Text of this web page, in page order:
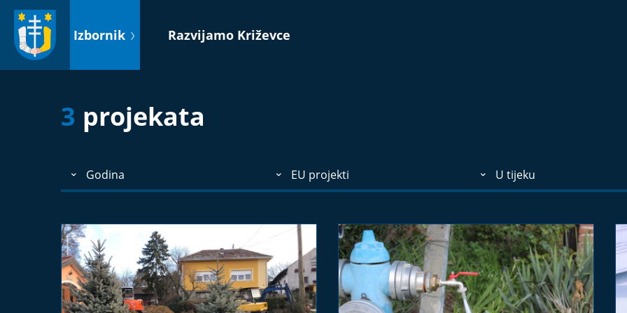
sadržaj
Izbornik Razvijamo Križevce
3 projekata
Godina EU projekti U tijeku